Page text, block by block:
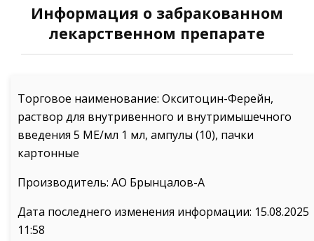
Информация о забракованном
лекарственном препарате
Торговое наименование: Окситоцин-Ферейн,
раствор для внутривенного и внутримышечного
введения 5 МЕ/мл 1 мл, ампулы (10), пачки
картонные
Производитель: АО Брынцалов-А
Дата последнего изменения информации: 15.08.2025
11:58